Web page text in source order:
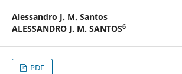
Alessandro J. M. Santos
ALESSANDRO J. M. SANTOS6
PDF